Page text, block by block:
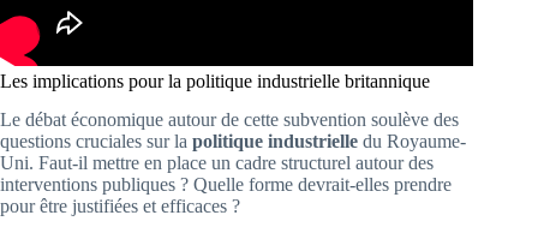
Les implications pour la politique industrielle britannique
Le débat économique autour de cette subvention soulève des
questions cruciales sur la politique industrielle du Royaume-
Uni. Faut-il mettre en place un cadre structurel autour des
interventions publiques ? Quelle forme devrait-elles prendre
pour être justifiées et efficaces ?